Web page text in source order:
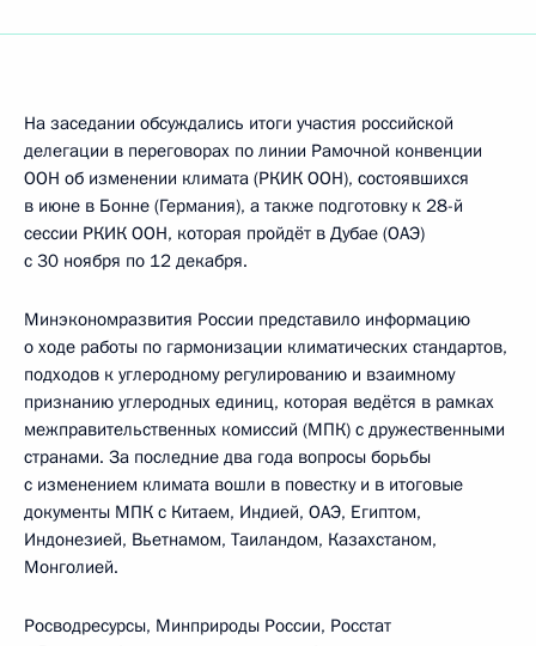
На заседании обсуждались итоги участия российской
делегации в переговорах по линии Рамочной конвенции
ООН об изменении климата (РКИК ООН), состоявшихся
в июне в Бонне (Германия), а также подготовку к 28-й
сессии РКИК ООН, которая пройдёт в Дубае (ОАЭ)
с 30 ноября по 12 декабря.
Минэкономразвития России представило информацию
о ходе работы по гармонизации климатических стандартов,
подходов к углеродному регулированию и взаимному
признанию углеродных единиц, которая ведётся в рамках
межправительственных комиссий (МПК) с дружественными
странами. За последние два года вопросы борьбы
с изменением климата вошли в повестку и в итоговые
документы МПК с Китаем, Индией, ОАЭ, Египтом,
Индонезией, Вьетнамом, Таиландом, Казахстаном,
Монголией.
Росводресурсы, Минприроды России, Росстат